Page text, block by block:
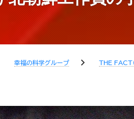
幸福の科学グループ chevron_right THE FACT（